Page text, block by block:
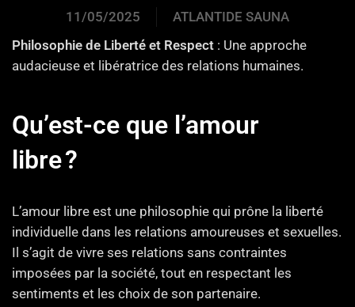
11/05/2025
ATLANTIDE SAUNA
Philosophie de Liberté et Respect : Une approche
audacieuse et libératrice des relations humaines.
Qu’est-ce que l’amour
libre ?
L’amour libre est une philosophie qui prône la liberté
individuelle dans les relations amoureuses et sexuelles.
Il s’agit de vivre ses relations sans contraintes
imposées par la société, tout en respectant les
sentiments et les choix de son partenaire.